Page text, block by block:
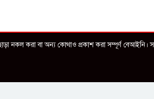
নকল করা বা অন্য কোথাও প্রকাশ করা সম্পূর্ণ বেআইনি।